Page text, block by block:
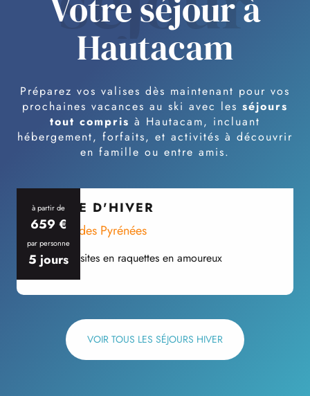
Hautacam
Préparez vos valises dès maintenant pour vos
prochaines vacances au ski avec les séjours
tout compris à Hautacam, incluant
hébergement, forfaits, et activités à découvrir
en famille ou entre amis.
à partir de
659 €
par personne
5 jours
VOYAGE D'HIVER
Au coeur des Pyrénées
Les grands sites en raquettes en amoureux
VOIR TOUS LES SÉJOURS HIVER